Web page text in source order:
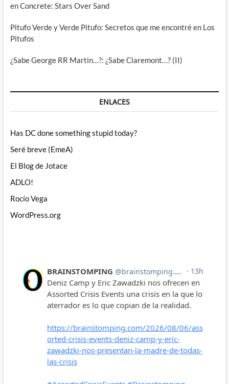
en Concrete: Stars Over Sand
Pitufo Verde y Verde Pitufo: Secretos que me encontré en Los
Pitufos
¿Sabe George RR Martin…?: ¿Sabe Claremont…? (II)
ENLACES
Has DC done something stupid today?
Seré breve (EmeA)
El Blog de Jotace
ADLO!
Rocío Vega
WordPress.org